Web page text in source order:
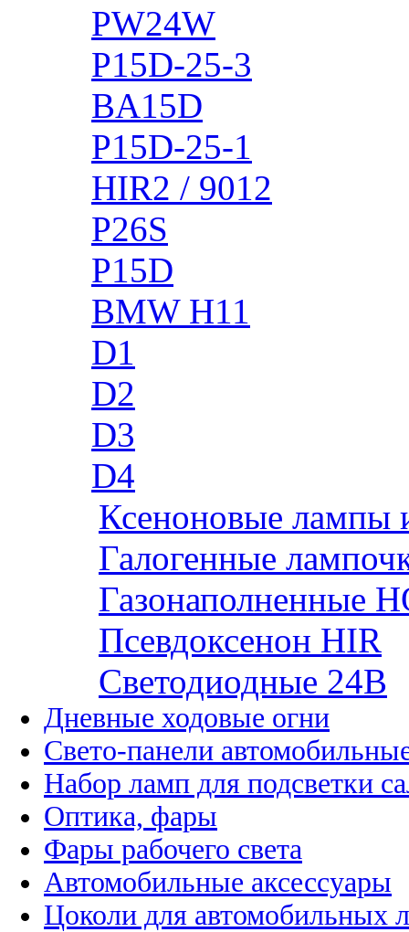
PW24W
P15D-25-3
BA15D
P15D-25-1
HIR2 / 9012
P26S
P15D
BMW H11
D1
D2
D3
D4
Ксеноновые лампы
Галогенные
Газонаполненные
Псевдоксенон HIR
Cветодиодные 24B
Дневные ходовые огни
Свето-панели
Набор ламп для подсветки
Оптика, фары
Фары рабочего света
Автомобильные аксессуары
Цоколи для автомобильных